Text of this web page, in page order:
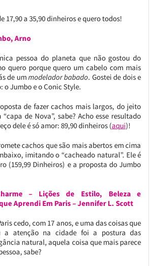
17,90 a 35,90 dinheiros e quero todos!
Arno
pessoa do planeta que não gostou do
quero porque quero um cabelo com mais
de ummodelador babado. Gostei de dois e
o Jumbo e o Conic Style.
de fazer cachos mais largos, do jeito
de Nova”, sabe? Acho esse resultado
dele é só amor: 89,90 dinheiros (aqui)!
cachos que são mais abertos em cima
imitando o “cacheado natural”. Ele é
(159,99 Dinheiros) e a proposta do Jumbo
– Lições de Estilo, Beleza e
Aprendi Em Paris – Jennifer L. Scott
cedo, com 17 anos, e uma das coisas que
a atenção na cidade foi a postura das
natural, aquela coisa que mais parece
sabe?